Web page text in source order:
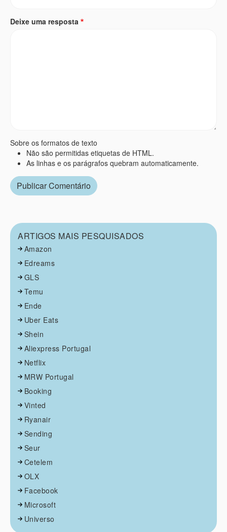
Deixe uma resposta
Sobre os formatos de texto
Não são permitidas etiquetas de HTML.
As linhas e os parágrafos quebram automaticamente.
ARTIGOS MAIS PESQUISADOS
Amazon
Edreams
GLS
Temu
Ende
Uber Eats
Shein
Aliexpress Portugal
Netflix
MRW Portugal
Booking
Vinted
Ryanair
Sending
Seur
Cetelem
OLX
Facebook
Microsoft
Universo